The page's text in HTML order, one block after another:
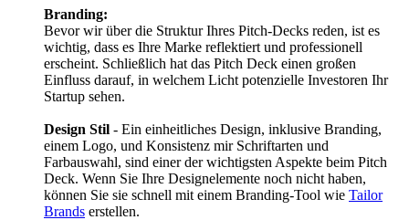
Branding:
Bevor wir über die Struktur Ihres Pitch-Decks reden, ist es
wichtig, dass es Ihre Marke reflektiert und professionell
erscheint. Schließlich hat das Pitch Deck einen großen
Einfluss darauf, in welchem Licht potenzielle Investoren Ihr
Startup sehen.
Design Stil - Ein einheitliches Design, inklusive Branding,
einem Logo, und Konsistenz mir Schriftarten und
Farbauswahl, sind einer der wichtigsten Aspekte beim Pitch
Deck. Wenn Sie Ihre Designelemente noch nicht haben,
können Sie sie schnell mit einem Branding-Tool wie Tailor
Brands erstellen.